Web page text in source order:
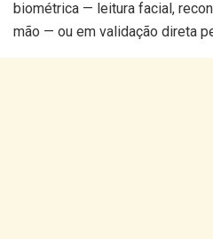
biométrica — leitura facial,
mão — ou em validação direta